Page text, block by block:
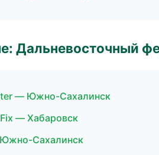
Дальневосточный
— Южно-Сахалинск
— Хабаровск
Южно-Сахалинск